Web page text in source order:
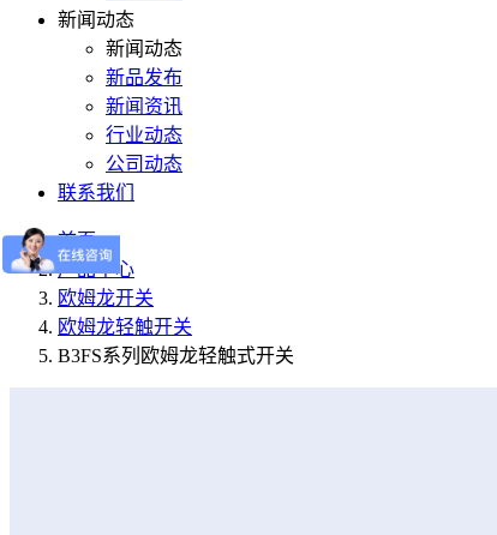
新闻动态
新闻动态
新品发布
新闻资讯
行业动态
公司动态
联系我们
首页
产品中心
欧姆龙开关
欧姆龙轻触开关
B3FS系列欧姆龙轻触式开关